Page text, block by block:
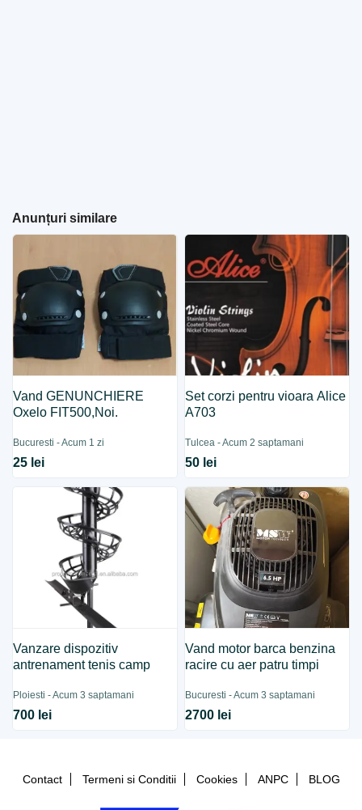
Anunțuri similare
Vand GENUNCHIERE
Oxelo FIT500,Noi.
Bucuresti - Acum 1 zi
25 lei
Set corzi pentru vioara Alice
A703
Tulcea - Acum 2 saptamani
50 lei
Vanzare dispozitiv
antrenament tenis camp
Ploiesti - Acum 3 saptamani
700 lei
Vand motor barca benzina
racire cu aer patru timpi
Bucuresti - Acum 3 saptamani
2700 lei
Contact Termeni si Conditii Cookies ANPC BLOG